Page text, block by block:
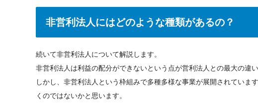
非営利法人にはどのような種類があるの？
続いて非営利法人について解説します。
非営利法人は利益の配分ができないという点が営利法人との最大の違い
しかし、非営利法人という枠組みで多種多様な事業が展開されてい
くのではないかと思います。